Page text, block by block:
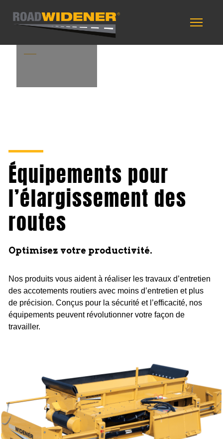
Équipements pour
l’élargissement des
routes
Optimisez votre productivité.
Nos produits vous aident à réaliser les travaux d’entretien
des accotements routiers avec moins d’entretien et plus
de précision. Conçus pour la sécurité et l’efficacité, nos
équipements peuvent révolutionner votre façon de
travailler.